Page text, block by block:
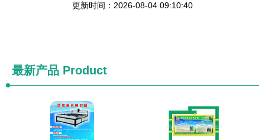
更新时间：2026-08-04 09:10:40
最新产品 Product